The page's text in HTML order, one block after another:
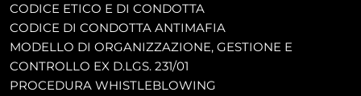
CODICE ETICO E DI CONDOTTA
CODICE DI CONDOTTA ANTIMAFIA
MODELLO DI ORGANIZZAZIONE, GESTIONE E
CONTROLLO EX D.LGS. 231/01
PROCEDURA WHISTLEBLOWING